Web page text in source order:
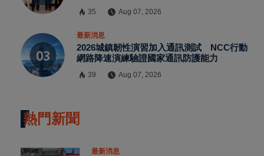
35 Aug 07, 2026
最新消息
2026城鎮韌性演習加入通訊測試 NCC行動
網路降速演練驗證國家通訊防護能力
39 Aug 07, 2026
熱門新聞
最新消息